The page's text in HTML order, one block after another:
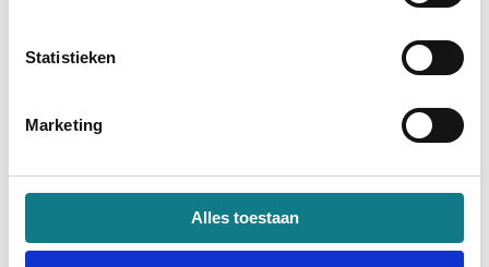
Statistieken
Marketing
Alles toestaan
✔ Bestel-check:
Uw bestelling wordt op juistheid en
volledigheid gecontroleerd.
Bereken het gewicht van wit glas
Belangrijke opmerking: